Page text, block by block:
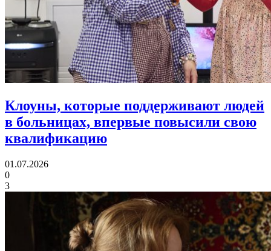
Клоуны, которые поддерживают людей
в больницах, впервые повысили свою
квалификацию
01.07.2026
0
3